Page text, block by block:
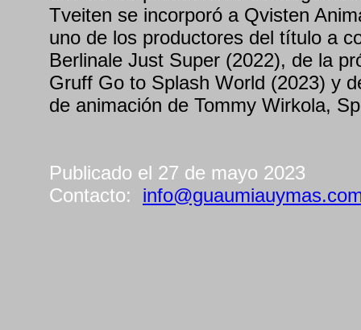
Tveiten se incorporó a Qvisten
uno de los productores del título a
Berlinale Just Super (2022), de la
Gruff Go to Splash World (2023) y
de animación de Tommy Wirkola,
Publicado el 27 de mayo 2023
Contacto: